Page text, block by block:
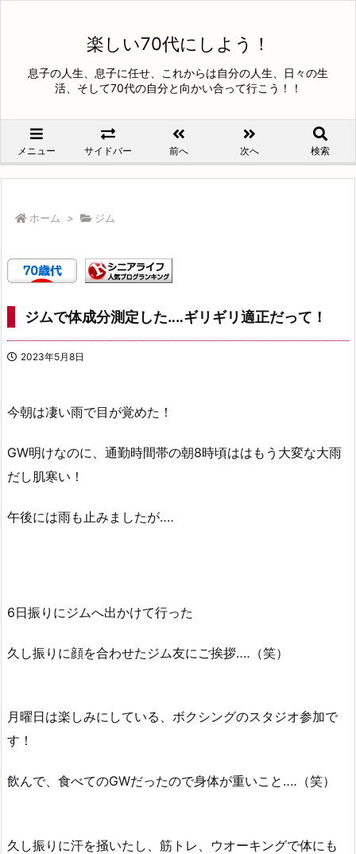
楽しい70代にしよう！
息子の人生、息子に任せ、これからは自分の人生、日々の生
活、そして70代の自分と向かい合って行こう！！
メニュー サイドバー 前へ 次へ 検索
ホーム > ジム
ジムで体成分測定した‥‥ギリギリ適正だって！
2023年5月8日
今朝は凄い雨で目が覚めた！
GW明けなのに、通勤時間帯の朝8時頃ははもう大変な大雨
だし肌寒い！
午後には雨も止みましたが‥‥
6日振りにジムへ出かけて行った
久し振りに顔を合わせたジム友にご挨拶‥‥（笑）
月曜日は楽しみにしている、ボクシングのスタジオ参加で
す！
飲んで、食べてのGWだったので身体が重いこと‥‥（笑）
久し振りに汗を掻いたし、筋トレ、ウオーキングで体にも